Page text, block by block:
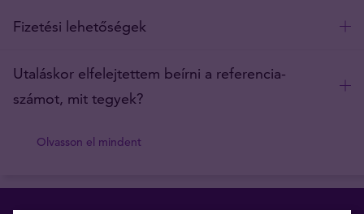
Fizetési lehetőségek
Utaláskor elfelejtettem beírni a referencia-
számot, mit tegyek?
Olvasson el mindent